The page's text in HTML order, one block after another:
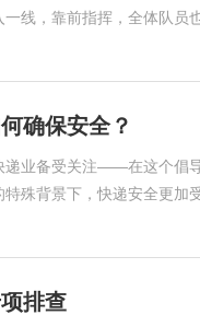
线，靠前指挥，全体队员
确保安全？
递业备受关注——在这个倡
殊背景下，快递安全更加
排查